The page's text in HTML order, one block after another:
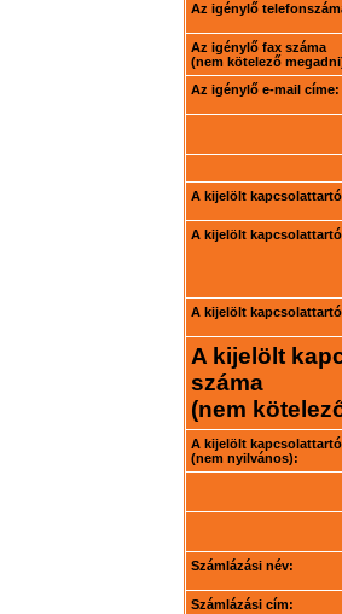
Az igénylő
Az igénylő fax száma
(nem kötelező
Az igénylő e-mail címe:
A kijelölt
A kijelölt
A kijelölt
A kijelölt
száma
(nem
A kijelölt
(nem nyilvános):
Számlázási név:
Számlázási cím: